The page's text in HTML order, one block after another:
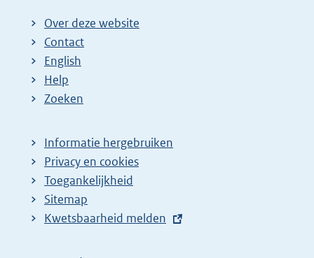
Over deze website
Contact
English
Help
Zoeken
Informatie hergebruiken
Privacy en cookies
Toegankelijkheid
Sitemap
E
Kwetsbaarheid melden